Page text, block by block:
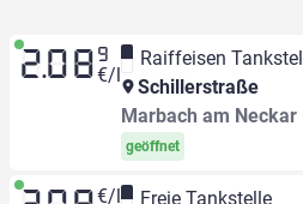
2.08 9
€/l
Raiffeisen
Schillerstraße
Marbach am Neckar
geöffnet
€/l
Freie Tankstelle